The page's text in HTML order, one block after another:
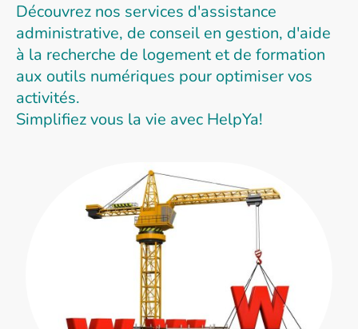
Découvrez nos services d'assistance
administrative, de conseil en gestion, d'aide
à la recherche de logement et de formation
aux outils numériques pour optimiser vos
activités.
Simplifiez vous la vie avec HelpYa!